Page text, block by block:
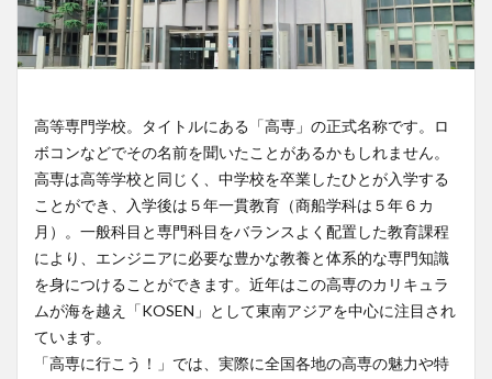
高等専門学校。タイトルにある「高専」の正式名称です。ロ
ボコンなどでその名前を聞いたことがあるかもしれません。
高専は高等学校と同じく、中学校を卒業したひとが入学する
ことができ、入学後は５年一貫教育（商船学科は５年６カ
月）。一般科目と専門科目をバランスよく配置した教育課程
により、エンジニアに必要な豊かな教養と体系的な専門知識
を身につけることができます。近年はこの高専のカリキュラ
ムが海を越え「KOSEN」として東南アジアを中心に注目され
ています。
「高専に行こう！」では、実際に全国各地の高専の魅力や特